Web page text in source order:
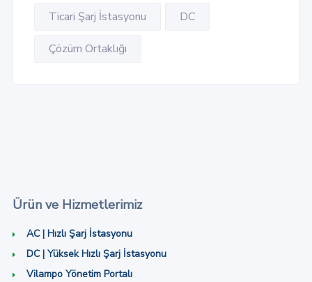
Ticari Şarj İstasyonu DC
Çözüm Ortaklığı
Ürün ve Hizmetlerimiz
AC | Hızlı Şarj İstasyonu
DC | Yüksek Hızlı Şarj İstasyonu
Vilampo Yönetim Portalı